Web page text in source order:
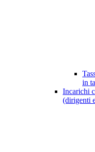
in
Incarichi
(dirigenti